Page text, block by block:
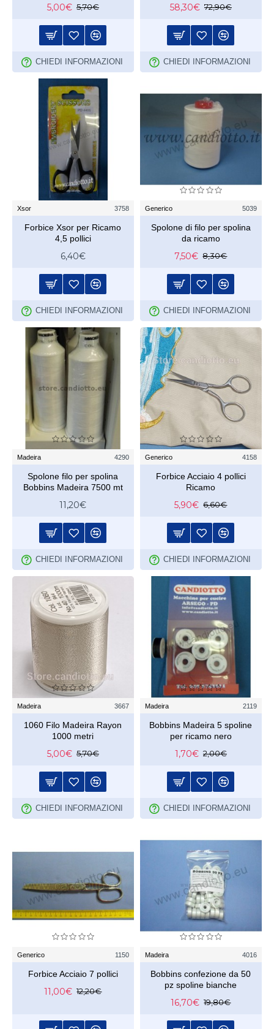
5,00€ 5,70€
CHIEDI INFORMAZIONI
58,30€ 72,90€
CHIEDI INFORMAZIONI
Xsor 3758
Forbice Xsor per Ricamo
4,5 pollici
6,40€
CHIEDI INFORMAZIONI
Generico 5039
Spolone di filo per spolina
da ricamo
7,50€ 8,30€
CHIEDI INFORMAZIONI
Madeira 4290
Spolone filo per spolina
Bobbins Madeira 7500 mt
11,20€
CHIEDI INFORMAZIONI
Generico 4158
Forbice Acciaio 4 pollici
Ricamo
5,90€ 6,60€
CHIEDI INFORMAZIONI
Madeira 3667
1060 Filo Madeira Rayon
1000 metri
5,00€ 5,70€
CHIEDI INFORMAZIONI
Madeira 2119
Bobbins Madeira 5 spoline
per ricamo nero
1,70€ 2,00€
CHIEDI INFORMAZIONI
Generico 1150
Forbice Acciaio 7 pollici
11,00€ 12,20€
Madeira 4016
Bobbins confezione da 50
pz spoline bianche
16,70€ 19,80€